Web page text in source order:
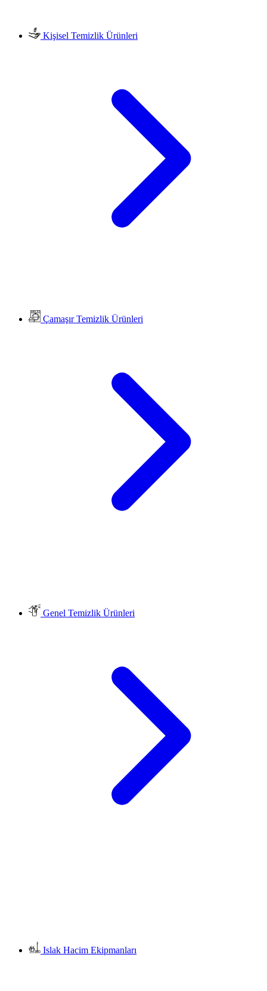
Kişisel Temizlik Ürünleri
Çamaşır Temizlik Ürünleri
Genel Temizlik Ürünleri
Islak Hacim Ekipmanları